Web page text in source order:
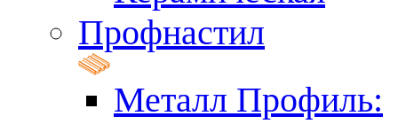
Профнастил
Металл Профиль: